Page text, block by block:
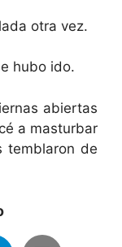
otra vez.
hubo ido.
abiertas
a masturbar
temblaron de